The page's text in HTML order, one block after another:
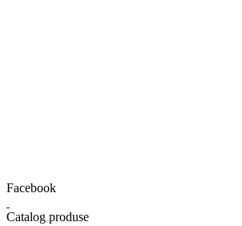
Facebook
Catalog produse